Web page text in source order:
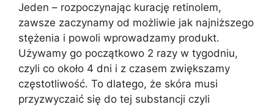
Jeden – rozpoczynając kurację retinolem,
zawsze zaczynamy od możliwie jak najniższego
stężenia i powoli wprowadzamy produkt.
Używamy go początkowo 2 razy w tygodniu,
czyli co około 4 dni i z czasem zwiększamy
częstotliwość. To dlatego, że skóra musi
przyzwyczaić się do tej substancji czyli